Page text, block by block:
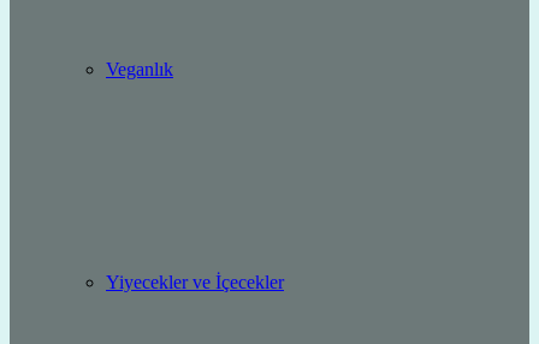
Veganlık
Yiyecekler ve İçecekler